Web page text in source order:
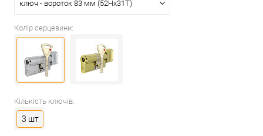
ключ - вороток 83 мм (52Hx31T)
Колір серцевини:
Кількість ключів:
3 шт